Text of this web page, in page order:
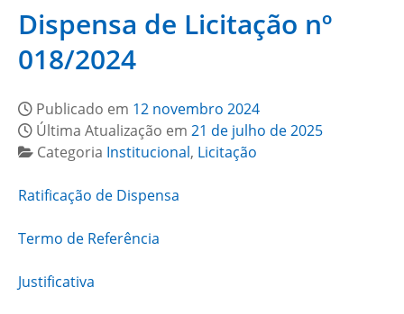
Dispensa de Licitação nº
018/2024
Publicado em 12 novembro 2024
Última Atualização em 21 de julho de 2025
Categoria Institucional, Licitação
Ratificação de Dispensa
Termo de Referência
Justificativa